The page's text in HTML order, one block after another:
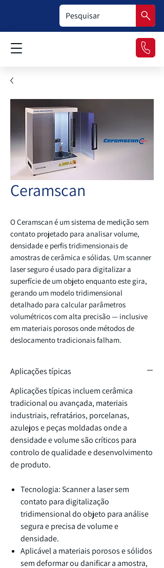
Ceramscan
O Ceramscan é um sistema de medição sem
contato projetado para analisar volume,
densidade e perfis tridimensionais de
amostras de cerâmica e sólidas. Um scanner
laser seguro é usado para digitalizar a
superfície de um objeto enquanto este gira,
gerando um modelo tridimensional
detalhado para calcular parâmetros
volumétricos com alta precisão — inclusive
em materiais porosos onde métodos de
deslocamento tradicionais falham.
Aplicações típicas
Aplicações típicas incluem cerâmica
tradicional ou avançada, materiais
industriais, refratários, porcelanas,
azulejos e peças moldadas onde a
densidade e volume são críticos para
controlo de qualidade e desenvolvimento
de produto.
Tecnologia: Scanner a laser sem
contato para digitalização
tridimensional do objeto para análise
segura e precisa de volume e
densidade.
Aplicável a materiais porosos e sólidos
sem deformar ou danificar a amostra,